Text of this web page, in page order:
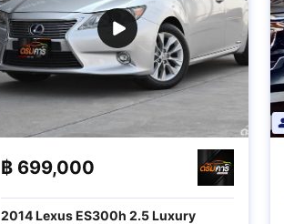
฿ 699,000
2014 Lexus ES300h 2.5 Luxury